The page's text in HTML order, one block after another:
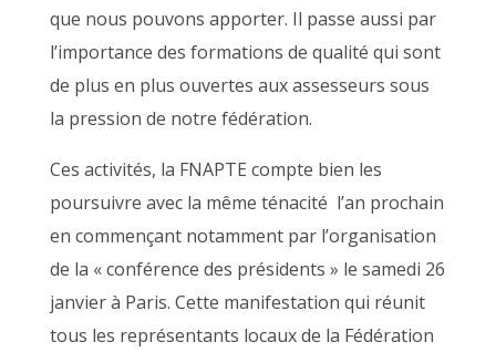
que nous pouvons apporter. Il passe aussi par
l’importance des formations de qualité qui sont
de plus en plus ouvertes aux assesseurs sous
la pression de notre fédération.
Ces activités, la FNAPTE compte bien les
poursuivre avec la même ténacité l’an prochain
en commençant notamment par l’organisation
de la « conférence des présidents » le samedi 26
janvier à Paris. Cette manifestation qui réunit
tous les représentants locaux de la Fédération